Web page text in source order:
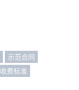
示范合同
收费标准